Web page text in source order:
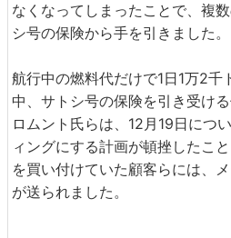
なくなってしまったことで、複
シ号の保険から手を引きました。
航行中の燃料代だけで1日1万2千
中、サトシ号の保険を引き受け
ロムント氏らは、12月19日につ
ィングにする計画が頓挫したこ
を買い付けていた顧客らには、
が送られました。